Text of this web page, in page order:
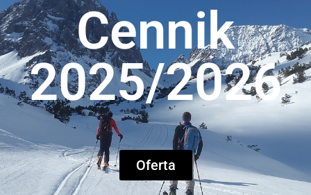
Cennik
2025/2026
Oferta